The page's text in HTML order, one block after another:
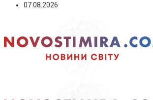
07.08.2026